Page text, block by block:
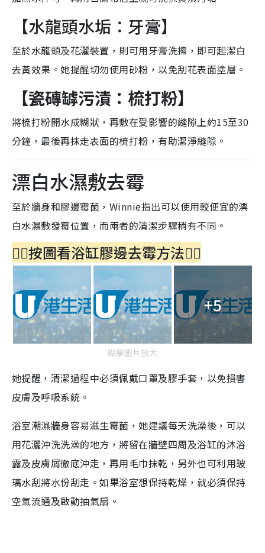
【水龍頭水垢：牙膏】
至於水龍頭及花灑裝置，則可用牙膏洗擦，即可起潔白
去黃效果。她提醒切勿使用砂粉，以免刮花表面塗層。
【瓷磚罅污漬：梳打粉】
將梳打粉開水成糊狀，再敷在受影響的縫隙上約15至30
分鐘，最後再抹走表面的梳打粉，有助潔淨縫隙。
漂白水濕敷去霉
至於牆身和膠邊霉菌，Winnie指出可以使用較便宜的漂
白水濕敷發霉位置，而兩者的清潔步驟稍有不同。
👇🏻按圖看浴缸膠邊去霉方法👇🏻
+5
點擊圖片放大
她提醒，清潔過程中必須佩戴口罩及膠手套，以免損害
皮膚及呼吸系統。
浴室潮濕牆身容易滋生霉菌，她建議每天洗澡後，可以
用花灑沖洗洗澡的地方，將留在牆壁四周及浴缸的沐浴
露及皮膚屑徹底沖走，再用毛巾抹乾，另外也可利用玻
璃水刮將水份刮走。如果浴室想保持乾燥，就必須保持
空氣流通及啟動抽氣扇。